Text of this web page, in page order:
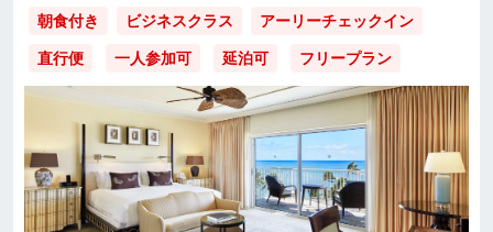
朝食付き ビジネスクラス
アーリーチェックイン
直行便
一人参加可 延泊可 フリープラン